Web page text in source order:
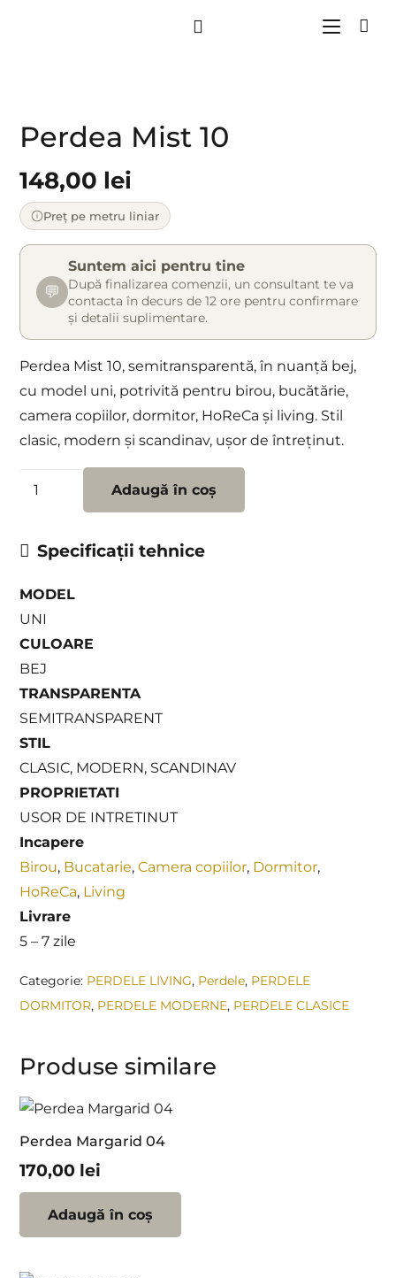
Perdea Mist 10
148,00 lei
Preț pe metru liniar
💬
Suntem aici pentru tine
După finalizarea comenzii, un consultant te va
contacta în decurs de 12 ore pentru confirmare
și detalii suplimentare.
Perdea Mist 10, semitransparentă, în nuanță bej,
cu model uni, potrivită pentru birou, bucătărie,
camera copiilor, dormitor, HoReCa și living. Stil
clasic, modern și scandinav, ușor de întreținut.
10
Adaugă în coș
Specificații tehnice
MODEL
UNI
CULOARE
BEJ
TRANSPARENTA
SEMITRANSPARENT
STIL
CLASIC, MODERN, SCANDINAV
PROPRIETATI
USOR DE INTRETINUT
Incapere
Birou, Bucatarie,Camera copiilor, Dormitor,
HoReCa, Living
Livrare
5 – 7 zile
Categorie: PERDELE LIVING, Perdele, PERDELE
DORMITOR, PERDELE MODERNE, PERDELE CLASICE
Produse similare
Perdea Margarid 04
170,00 lei
Adaugă în coș